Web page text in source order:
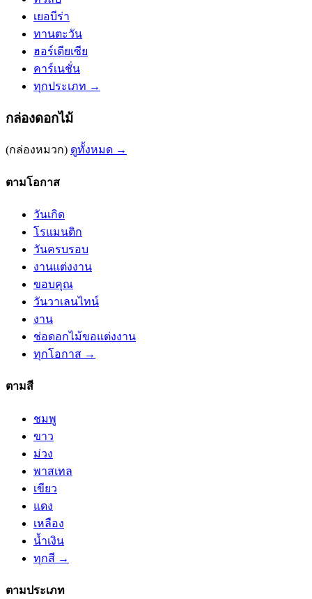
เยอบีร่า
ทานตะวัน
ฮอร์เดียเซีย
คาร์เนชั่น
ทุกประเภท →
กล่องดอกไม้
(กล่องหมวก) ดูทั้งหมด →
ตามโอกาส
วันเกิด
โรแมนติก
วันครบรอบ
งานแต่งงาน
ขอบคุณ
วันวาเลนไทน์
งาน
ช่อดอกไม้ขอแต่งงาน
ทุกโอกาส →
ตามสี
ชมพู
ขาว
ม่วง
พาสเทล
เขียว
แดง
เหลือง
น้ำเงิน
ทุกสี →
ตามประเภท